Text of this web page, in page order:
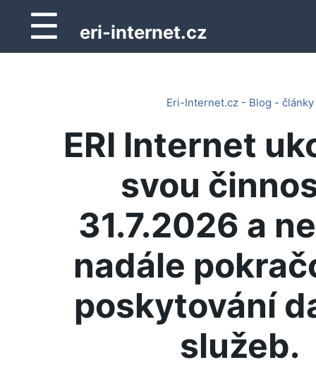
☰ eri-internet.cz
Eri-Internet.cz - Blog - články
ERI Internet
svou
31.7.2026 a
nadále
poskytování
služeb.